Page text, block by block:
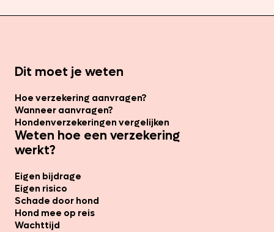
Dit moet je weten
Hoe verzekering aanvragen?
Wanneer aanvragen?
Hondenverzekeringen vergelijken
Weten hoe een verzekering
werkt?
Eigen bijdrage
Eigen risico
Schade door hond
Hond mee op reis
Wachttijd